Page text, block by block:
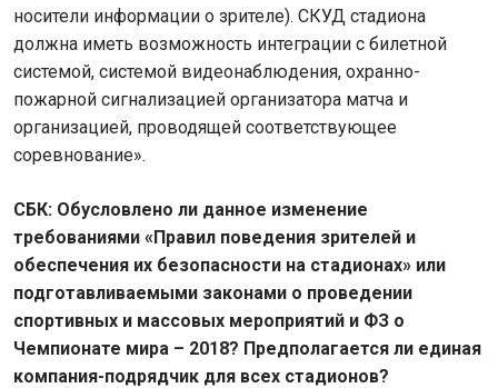
носители информации о зрителе). СКУД стадиона
должна иметь возможность интеграции с билетной
системой, системой видеонаблюдения, охранно-
пожарной сигнализацией организатора матча и
организацией, проводящей соответствующее
соревнование».
СБК: Обусловлено ли данное изменение
требованиями «Правил поведения зрителей и
обеспечения их безопасности на стадионах» или
подготавливаемыми законами о проведении
спортивных и массовых мероприятий и ФЗ о
Чемпионате мира – 2018? Предполагается ли единая
компания-подрядчик для всех стадионов?